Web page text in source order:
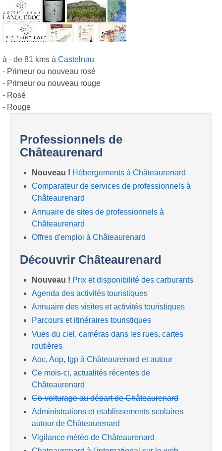
à - de 81 kms à Castelnau
- Primeur ou nouveau rosé
- Primeur ou nouveau rouge
- Rosé
- Rouge
Professionnels de
Châteaurenard
Nouveau ! Hébergements à Châteaurenard
Comparateur de services de professionnels à
Châteaurenard
Annuaire de sites de professionnels à
Châteaurenard
Offres d'emploi à Châteaurenard
Découvrir Châteaurenard
Nouveau ! Prix et disponibilité des carburants
Agenda des activités touristiques
Annuaire des visites et activités touristiques
Parcours et itinéraires touristiques
Vues du ciel, caméras dans les rues, cartes
routières
Aoc, Aop, Igp à Châteaurenard et autour
Ce mois-ci, actualités récentes de
Châteaurenard
Co-voiturage au départ de Châteaurenard
Administrations et etablissements scolaires
autour de Châteaurenard
Vigilance météo de Châteaurenard